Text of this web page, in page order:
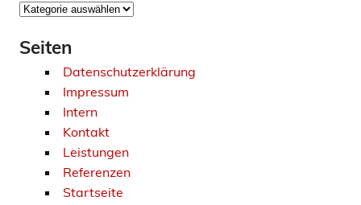
Kategorien
Seiten
Datenschutzerklärung
Impressum
Intern
Kontakt
Leistungen
Referenzen
Startseite